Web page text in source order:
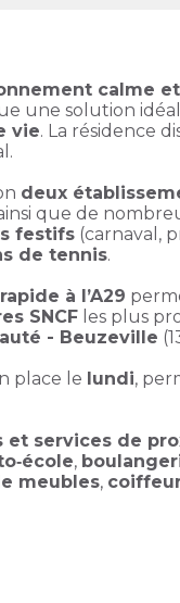
calme
une solution
vie. La résidence
deux
que de
festifs (carnaval,
de tennis.
à l’A29
SNCF les plus
- Beuzeville
place le lundi,
et services de
,
meubles,